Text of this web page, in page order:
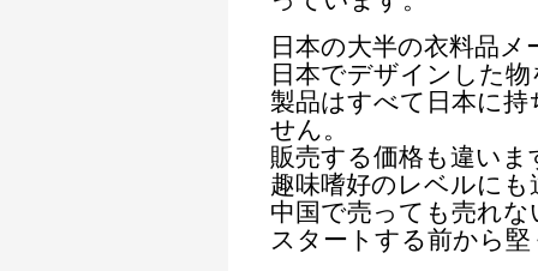
日本の大半の衣料品メ
日本でデザインした
製品はすべて日本に
せん。
販売する価格も違いま
趣味嗜好のレベルに
中国で売っても売れ
スタートする前から